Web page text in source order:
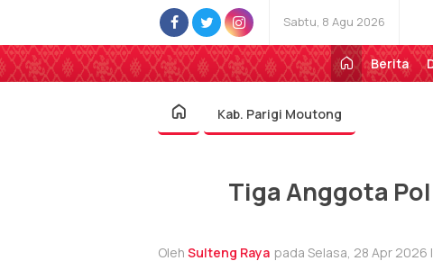
Sabtu, 8 Agu 2026
Berita
Kab. Parigi Moutong
Tiga Anggota
Oleh Sulteng Raya pada Selasa, 28 Apr 2026